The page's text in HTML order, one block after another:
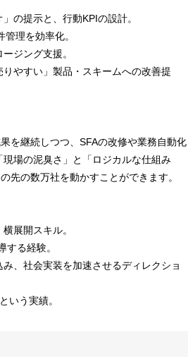
の提示と、行動KPIの設計。
理を効率化。
ジング支援。
やすい」製品・スキームへの改善提
を継続しつつ、SFAの改修や業務自動化
場の泥臭さ」と「ロジカルな仕組み
先の数万社を動かすことができます。
展開スキル。
る経験。
、社会実装を加速させるディレクショ
いう実績。